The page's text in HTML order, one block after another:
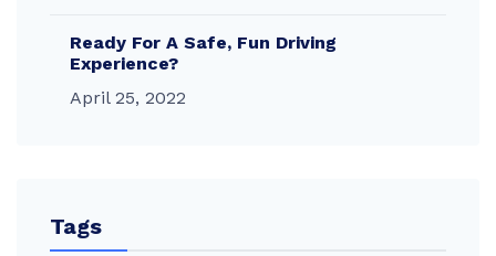
Ready For A Safe, Fun Driving
Experience?
April 25, 2022
Tags